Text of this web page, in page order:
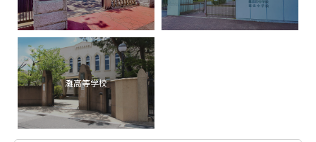
灘高等学校